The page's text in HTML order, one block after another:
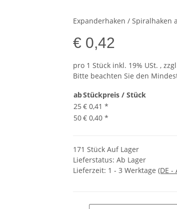
Expanderhaken / Spiralhaken
€ 0,42
pro 1 Stück inkl. 19% USt. ,
Bitte beachten Sie den
abStückpreis / Stück
25 € 0,41 *
50€ 0,40 *
171 Stück Auf Lager
Lieferstatus: Ab Lager
Lieferzeit: 1 - 3 Werktage (DE